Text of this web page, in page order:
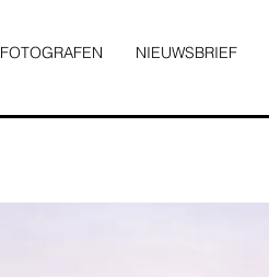
FOTOGRAFEN NIEUWSBRIEF